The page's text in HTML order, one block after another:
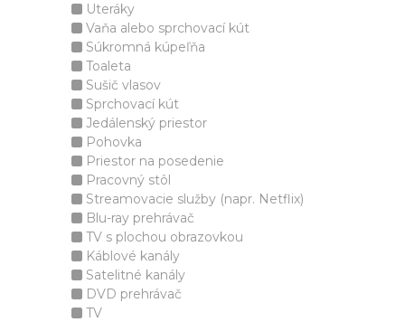
Uteráky
Vaňa alebo sprchovací kút
Súkromná kúpeľňa
Toaleta
Sušič vlasov
Sprchovací kút
Jedálenský priestor
Pohovka
Priestor na posedenie
Pracovný stôl
Streamovacie služby (napr. Netflix)
Blu-ray prehrávač
TV s plochou obrazovkou
Káblové kanály
Satelitné kanály
DVD prehrávač
TV